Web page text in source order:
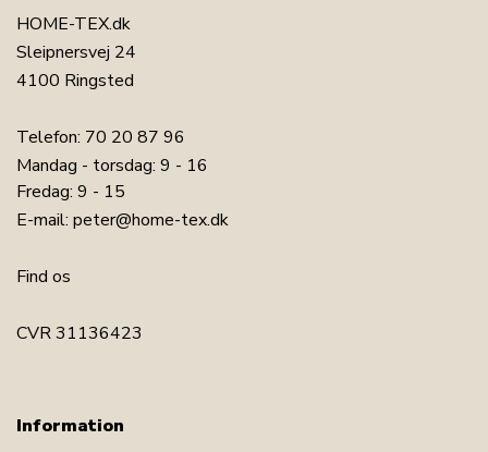
HOME-TEX.dk
Sleipnersvej 24
4100 Ringsted
Telefon: 70 20 87 96
Mandag - torsdag: 9 - 16
Fredag: 9 - 15
E-mail: peter@home-tex.dk
Find os
CVR 31136423
Information